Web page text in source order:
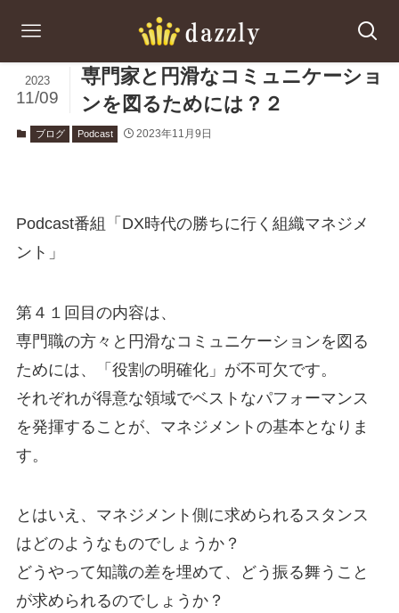
専門家と円滑なコミュニケーショ
ンを図るためには？２
2023
11/09
ブログ Podcast 2023年11月9日
Podcast番組「DX時代の勝ちに行く組織マネジメ
ント」
第４１回目の内容は、
専門職の方々と円滑なコミュニケーションを図る
ためには、「役割の明確化」が不可欠です。
それぞれが得意な領域でベストなパフォーマンス
を発揮することが、マネジメントの基本となりま
す。
とはいえ、マネジメント側に求められるスタンス
はどのようなものでしょうか？
どうやって知識の差を埋めて、どう振る舞うこと
が求められるのでしょうか？